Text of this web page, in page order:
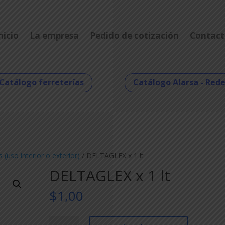
La empresa Pedido de cotización
Catálogo ferreterías Catálogo Alarsa -
(uso interior o exterior) / DELTAGLEX x 1 lt
DELTAGLEX x 1 lt
$1,00